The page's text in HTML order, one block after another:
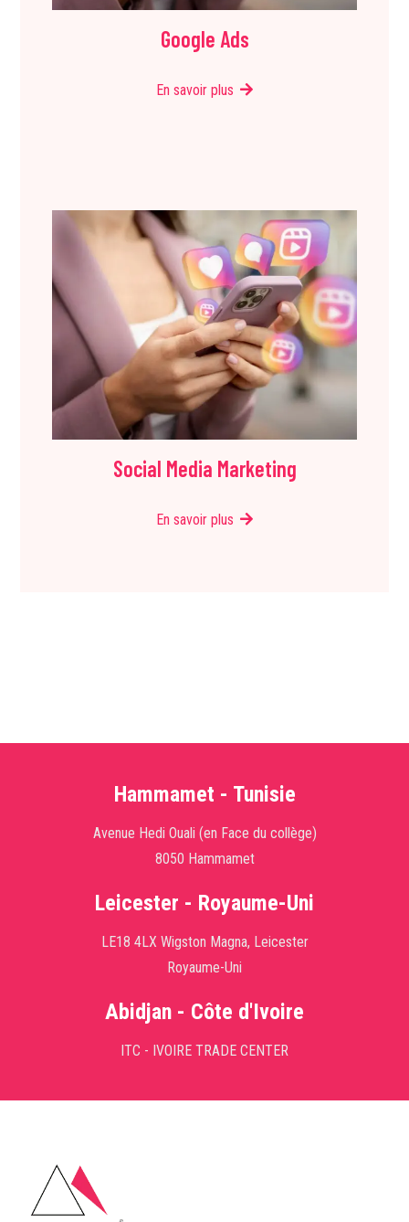
Google Ads
En savoir plus
Social Media Marketing
En savoir plus
Hammamet - Tunisie
Avenue Hedi Ouali (en Face du collège)
8050 Hammamet
Leicester - Royaume-Uni
LE18 4LX Wigston Magna, Leicester
Royaume-Uni
Abidjan - Côte d'Ivoire
ITC - IVOIRE TRADE CENTER